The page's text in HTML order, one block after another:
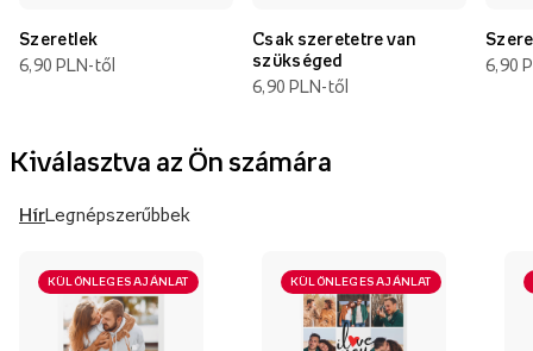
Szeretlek
6,90 PLN-től
Csak szeretetre van
szükséged
6,90 PLN-től
6,90
Kiválasztva az Ön számára
HírLegnépszerűbbek
KÜLÖNLEGES AJÁNLAT KÜLÖNLEGES AJÁNLAT